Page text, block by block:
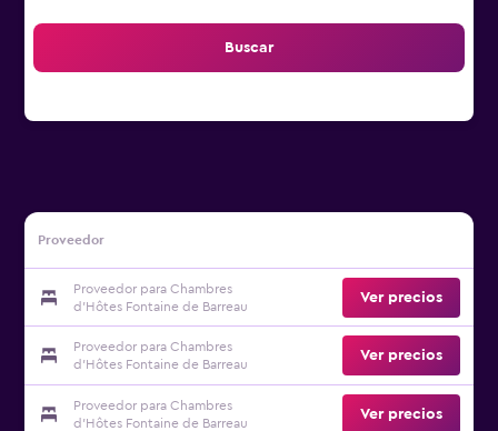
Buscar
Proveedor
Proveedor para Chambres
d'Hôtes Fontaine de Barreau
Ver precios
Proveedor para Chambres
d'Hôtes Fontaine de Barreau
Ver precios
Proveedor para Chambres
d'Hôtes Fontaine de Barreau
Ver precios